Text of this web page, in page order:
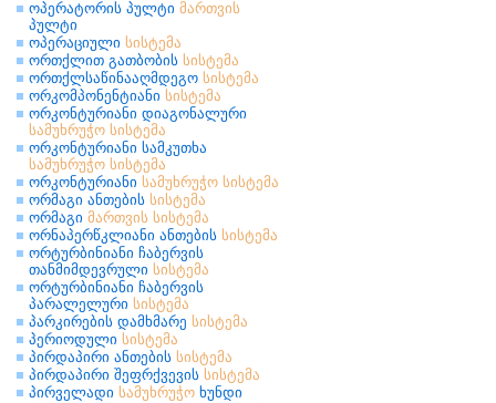
ოპერატორის პულტი მართვის
პულტი
ოპერაციული სისტემა
ორთქლით გათბობის სისტემა
ორთქლსაწინააღმდეგო სისტემა
ორკომპონენტიანი სისტემა
ორკონტურიანი დიაგონალური
სამუხრუჭო სისტემა
ორკონტურიანი სამკუთხა
სამუხრუჭო სისტემა
ორკონტურიანი სამუხრუჭო სისტემა
ორმაგი ანთების სისტემა
ორმაგი მართვის სისტემა
ორნაპერწკლიანი ანთების სისტემა
ორტურბინიანი ჩაბერვის
თანმიმდევრული სისტემა
ორტურბინიანი ჩაბერვის
პარალელური სისტემა
პარკირების დამხმარე სისტემა
პერიოდული სისტემა
პირდაპირი ანთების სისტემა
პირდაპირი შეფრქვევის სისტემა
პირველადი სამუხრუჭო ხუნდი